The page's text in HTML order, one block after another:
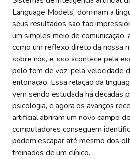
Language Models) dominam a
seus resultados são tão
um simples meio de comunicação,
como um reflexo direto da nossa
sobre nós, e isso acontece pela
pelo tom de voz, pela velocidade
entonação. Essa relação da
vem sendo estudada há décadas
psicologia, e agora os avanços
artificial abriram um novo campo
computadores conseguem
podem escapar até mesmo dos
treinados de um clínico.